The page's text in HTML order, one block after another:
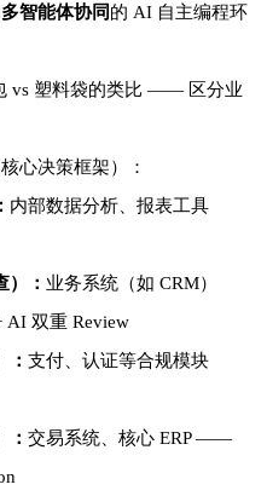
多智能体协同的 AI 自主编程环
vs 塑料袋的类比 —— 区分业
心决策框架）：
内部数据分析、报表工具
）： 业务系统（如 CRM）
双重 Review
： 支付、认证等合规模块
： 交易系统、核心 ERP ——